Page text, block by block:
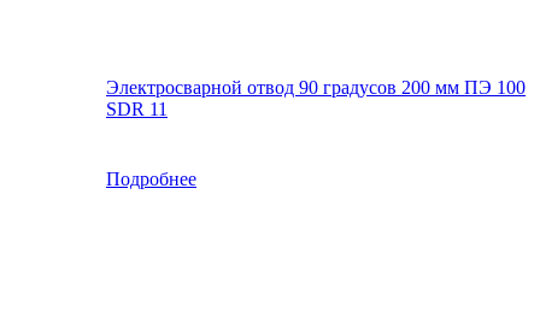
Электросварной отвод 90 градусов 200 мм ПЭ 100
SDR 11
Подробнее